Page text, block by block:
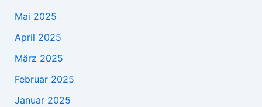
Mai 2025
April 2025
März 2025
Februar 2025
Januar 2025